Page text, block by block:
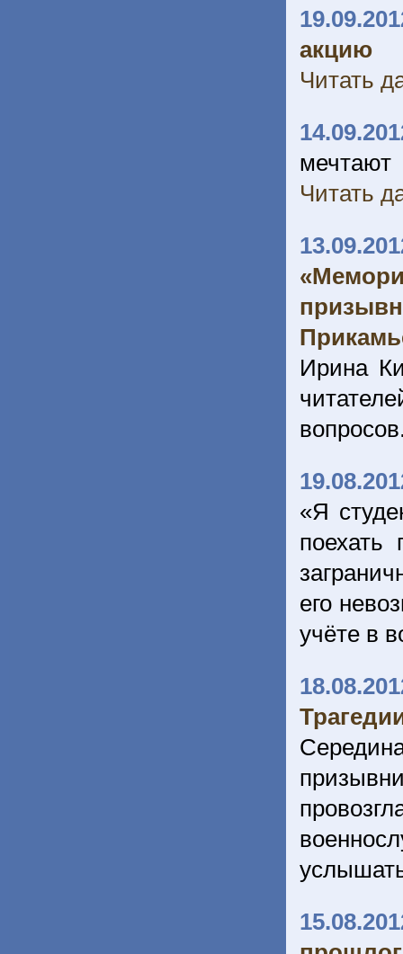
акцию
Читать
Читать
Ирина
«Я
его
учёте в